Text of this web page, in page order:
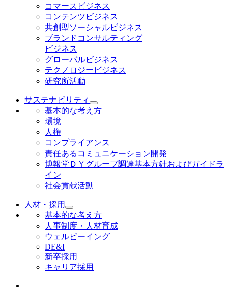
コマースビジネス
コンテンツビジネス
共創型ソーシャルビジネス
ブランドコンサルティング
ビジネス
グローバルビジネス
テクノロジービジネス
研究所活動
サステナビリティ
基本的な考え方
環境
人権
コンプライアンス
責任あるコミュニケーション開発
博報堂ＤＹグループ調達基本方針およびガイドラ
イン
社会貢献活動
人材・採用
基本的な考え方
人事制度・人材育成
ウェルビーイング
DE&I
新卒採用
キャリア採用